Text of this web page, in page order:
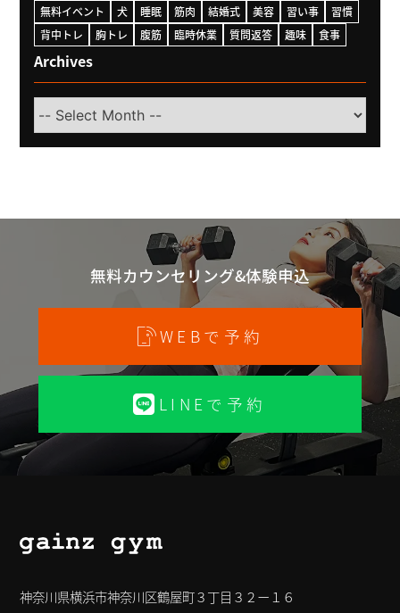
無料イベント
犬 睡眠 筋肉 結婚式 美容 習い事
習慣
背中トレ
胸トレ 腹筋 臨時休業 質問返答 趣味 食事
Archives
Select
Month
無料カウンセリング&体験申込
WEBで予約
LINEで予約
神奈川県横浜市神奈川区鶴屋町３丁目３２ー１６